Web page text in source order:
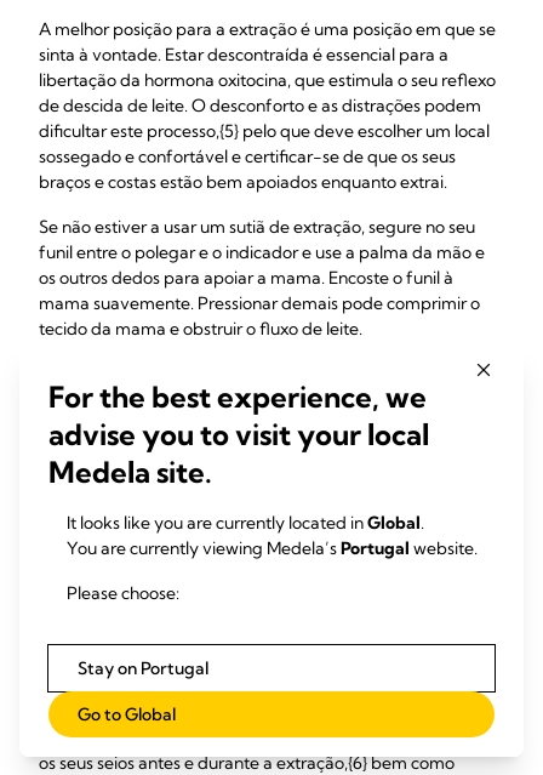
A melhor posição para a extração é uma posição em que se
sinta à vontade. Estar descontraída é essencial para a
libertação da hormona oxitocina, que estimula o seu reflexo
de descida de leite. O desconforto e as distrações podem
dificultar este processo,{5} pelo que deve escolher um local
sossegado e confortável e certificar-se de que os seus
braços e costas estão bem apoiados enquanto extrai.
Se não estiver a usar um sutiã de extração, segure no seu
funil entre o polegar e o indicador e use a palma da mão e
os outros dedos para apoiar a mama. Encoste o funil à
mama suavemente. Pressionar demais pode comprimir o
tecido da mama e obstruir o fluxo de leite.
Algumas mães sentem que a respiração profunda, a música
relaxante, as técnicas de visualização, ou terem o parceiro a
massajar-lhes as costas e os ombros, podem ajudá-las a
extrair mais leite.
7: Dê um impulso à sua
descida de leite
pilhas da Medela utilizam a tecnologia 2-Phase Expression,
que imita a forma como o seu bebé mama (com uma
sucção rápida e leve seguida de sucções mais lentas e
fortes), para ajudar a ativar a sua descida de leite. Massajar
os seus seios antes e durante a extração,{6} bem como
For the best experience, we
advise you to visit your local
Medela site.
It looks like you are currently located inGlobal.
You are currently viewing Medela’sPortugal website.
Please choose:
Stay on Portugal
Go to Global